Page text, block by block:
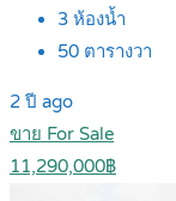
3 ห้องน้ำ
50 ตารางวา
2 ปี ago
ขาย For Sale
11,290,000฿